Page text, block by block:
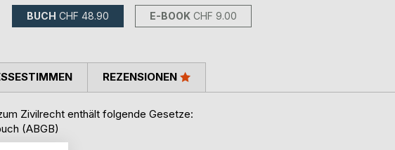
BUCH CHF 48.90 E-BOOK CHF 9.00
Zivilrecht enthält folgende Gesetze:
(ABGB)
REZENSIONEN